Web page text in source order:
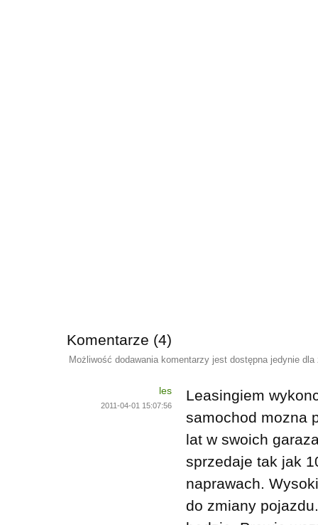
Komentarze (4)
Możliwość dodawania komentarzy jest dostępna jedynie
les
2011-04-01 15:07:56
Leasingiem
samochod mozna
lat w swoich
sprzedaje tak jak
naprawach.
do zmiany